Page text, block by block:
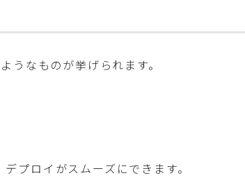
うなものが挙げられます。
プロイがスムーズにできます。